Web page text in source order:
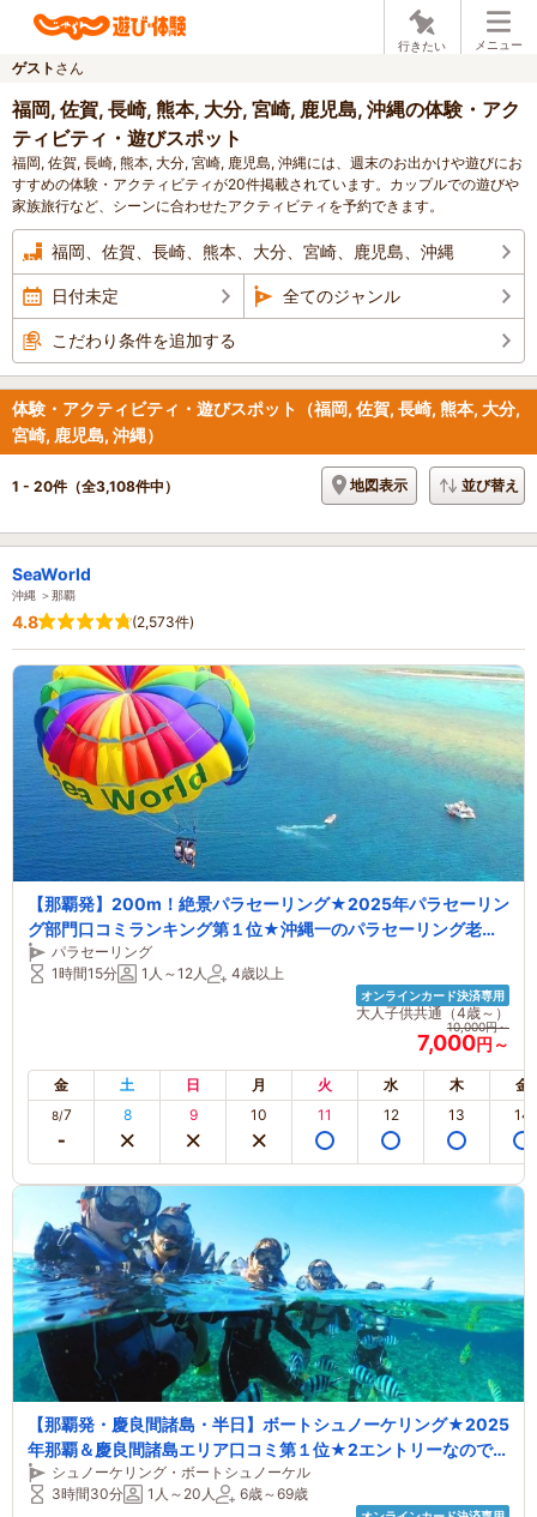
行きたい メニュー
ゲスト さん
福岡, 佐賀, 長崎, 熊本, 大分, 宮崎, 鹿児島, 沖縄の体験・アク
ティビティ・遊びスポット
福岡, 佐賀, 長崎, 熊本, 大分, 宮崎, 鹿児島, 沖縄には、週末のお出かけや遊びにお
すすめの体験・アクティビティが20件掲載されています。カップルでの遊びや
家族旅行など、シーンに合わせたアクティビティを予約できます。
福岡、佐賀、長崎、熊本、大分、宮崎、鹿児島、沖縄
日付未定 全てのジャンル
こだわり条件を追加する
体験・アクティビティ・遊びスポット（福岡, 佐賀, 長崎, 熊本, 大分,
宮崎, 鹿児島, 沖縄）
1 - 20件（全3,108件中） 地図表示 並び替え
SeaWorld
沖縄 ＞那覇
4.8 (2,573件)
【那覇発】200m！絶景パラセーリング★2025年パラセーリン
グ部門口コミランキング第１位★沖縄一のパラセーリング老舗
店★沖縄最長のロープ200m★4KカメラGoPro撮影★
パラセーリング
1時間15分
1人～12人 4歳以上
オンラインカード決済専用
大人子供共通（4歳～）
10,000円～
7,000円～
金 土 日 月 火 水 木 金
8/7 8 9 10 11 12 13 14
【那覇発・慶良間諸島・半日】ボートシュノーケリング★2025
年那覇＆慶良間諸島エリア口コミ第１位★2エントリーなので海
中時間たっぷり★船酔いが心配な方に・揺れに強い船★写真＆
ドリンク無料★
シュノーケリング・ボートシュノーケル
3時間30分
1人～20人 6歳～69歳